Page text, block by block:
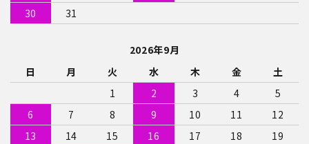
30
31
2026年9月
日
月 火 水 木 金
土
1
2 3 4
5
6
7 8 9 10 11
12
13
14 15 16 17 18
19